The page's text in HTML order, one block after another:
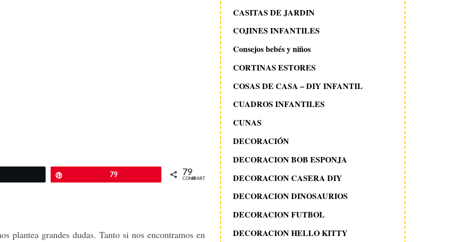
79 79
COMPARTIR
plantea grandes dudas. Tanto si nos encontramos en
CASITAS DE JARDIN
COJINES INFANTILES
Consejos bebés y niños
CORTINAS ESTORES
COSAS DE CASA – DIY INFANTIL
CUADROS INFANTILES
CUNAS
DECORACIÓN
DECORACION BOB ESPONJA
DECORACION CASERA DIY
DECORACION DINOSAURIOS
DECORACION FUTBOL
DECORACION HELLO KITTY